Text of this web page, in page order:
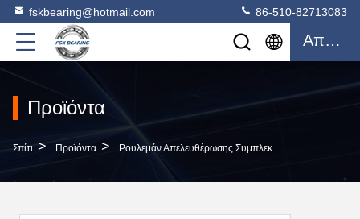
fskbearing@hotmail.com 86-510-82713083
Απόσπασμα
Προϊόντα
Σπίτι > Προϊόντα > Ρουλεμάν Απελευθέρωσης Συμπλεκτών